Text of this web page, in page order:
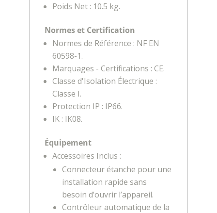
Poids Net : 10.5 kg.
Normes et Certification
Normes de Référence : NF EN
60598-1.
Marquages - Certifications : CE.
Classe d'Isolation Électrique :
Classe I.
Protection IP : IP66.
IK : IK08.
Équipement
Accessoires Inclus :
Connecteur étanche pour une
installation rapide sans
besoin d’ouvrir l’appareil.
Contrôleur automatique de la